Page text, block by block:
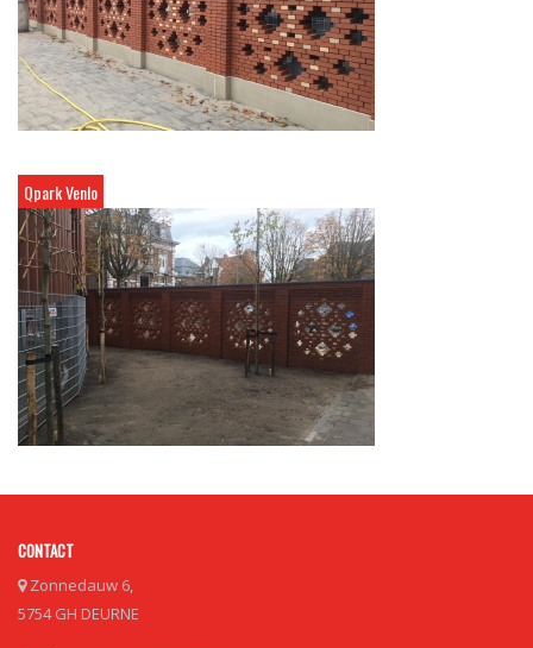
Qpark Venlo
CONTACT
Zonnedauw 6,
5754 GH DEURNE